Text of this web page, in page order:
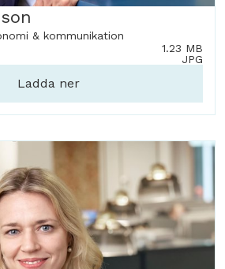
& kommunikation
1.23 MB
JPG
Ladda ner